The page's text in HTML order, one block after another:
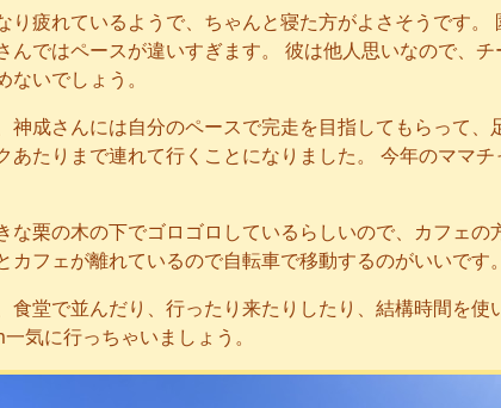
り疲れているようで、ちゃんと寝た方がよさそうです。
んではペースが違いすぎます。 彼は他人思いなので、
ないでしょう。
神成さんには自分のペースで完走を目指してもらって、
あたりまで連れて行くことになりました。 今年のママ
な栗の木の下でゴロゴロしているらしいので、カフェ
カフェが離れているので自転車で移動するのがいいです。
食堂で並んだり、行ったり来たりしたり、結構時間を使
気に行っちゃいましょう。